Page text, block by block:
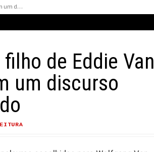
David Lee Roth critica o filho de Eddie Van Halen, Wolfgang, em um discurso profanado
de Eddie Van
um discurso